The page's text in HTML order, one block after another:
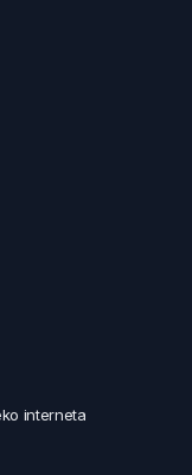
interneta